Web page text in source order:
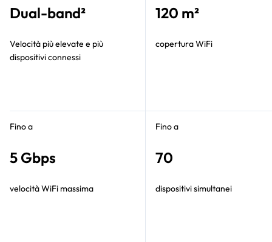
Dual-band²
Velocità più elevate e più
dispositivi connessi
120 m²
copertura WiFi
Fino a
5 Gbps
velocità WiFi massima
Fino a
70
dispositivi simultanei